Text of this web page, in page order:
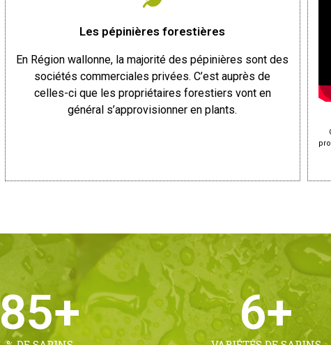
Les pépinières forestières
En Région wallonne, la majorité des pépinières sont des
sociétés commerciales privées. C’est auprès de
celles-ci que les propriétaires forestiers vont en
général s’approvisionner en plants.
85+ 6+